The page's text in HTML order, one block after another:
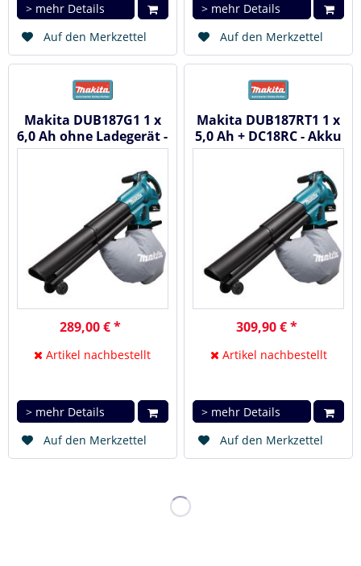
> mehr Details
Auf den Merkzettel
> mehr Details
Auf den Merkzettel
Makita DUB187G1 1 x
6,0 Ah ohne Ladegerät -
Akku Laubbläser und...
289,00 € *
Artikel nachbestellt
> mehr Details
Auf den Merkzettel
Makita DUB187RT1 1 x
5,0 Ah + DC18RC - Akku
Laubbläser und -
309,90 € *
Artikel nachbestellt
> mehr Details
Auf den Merkzettel